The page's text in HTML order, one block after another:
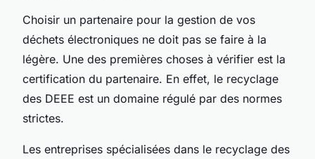
Choisir un partenaire pour la gestion de vos
déchets électroniques ne doit pas se faire à la
légère. Une des premières choses à vérifier est la
certification du partenaire. En effet, le recyclage
des DEEE est un domaine régulé par des normes
strictes.
Les entreprises spécialisées dans le recyclage des